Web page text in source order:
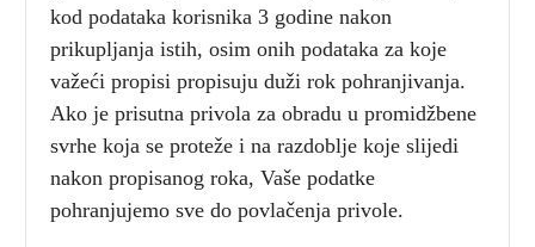
kod podataka korisnika 3 godine nakon
prikupljanja istih, osim onih podataka za koje
važeći propisi propisuju duži rok pohranjivanja.
Ako je prisutna privola za obradu u promidžbene
svrhe koja se proteže i na razdoblje koje slijedi
nakon propisanog roka, Vaše podatke
pohranjujemo sve do povlačenja privole.